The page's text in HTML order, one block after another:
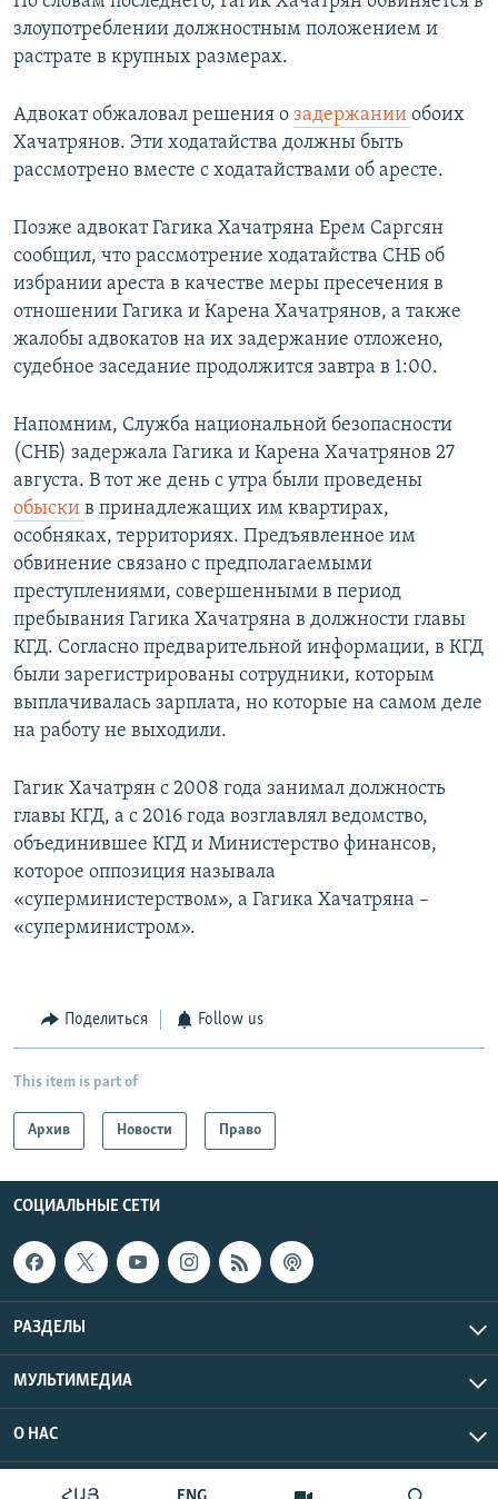
злоупотреблении должностным положением и
растрате в крупных размерах.
Адвокат обжаловал решения о задержании обоих
Хачатрянов. Эти ходатайства должны быть
рассмотрено вместе с ходатайствами об аресте.
Позже адвокат Гагика Хачатряна Ерем Саргсян
сообщил, что рассмотрение ходатайства СНБ об
избрании ареста в качестве меры пресечения в
отношении Гагика и Карена Хачатрянов, а также
жалобы адвокатов на их задержание отложено,
судебное заседание продолжится завтра в 1:00.
Напомним, Служба национальной безопасности
(СНБ) задержала Гагика и Карена Хачатрянов 27
августа. В тот же день с утра были проведены
обыски в принадлежащих им квартирах,
особняках, территориях. Предъявленное им
обвинение связано с предполагаемыми
преступлениями, совершенными в период
пребывания Гагика Хачатряна в должности главы
КГД. Согласно предварительной информации, в КГД
были зарегистрированы сотрудники, которым
выплачивалась зарплата, но которые на самом деле
на работу не выходили.
Гагик Хачатрян с 2008 года занимал должность
главы КГД, а с 2016 года возглавлял ведомство,
объединившее КГД и Министерство финансов,
которое оппозиция называла
«суперминистерством», а Гагика Хачатряна –
«суперминистром».
Поделиться Follow us
This item is part of
Архив Новости Право
СОЦИАЛЬНЫЕ СЕТИ
РАЗДЕЛЫ
МУЛЬТИМЕДИА
О НАС
Радио Азатутюн © 2026 RFE/RL, Inc. Все права защищены.